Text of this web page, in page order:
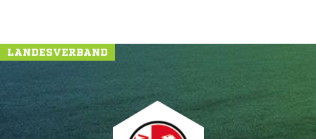
LANDESVERBAND